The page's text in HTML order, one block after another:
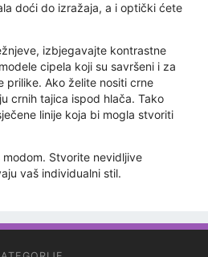
doći do izražaja, a i optički ćete
izbjegavajte kontrastne
cipela koji su savršeni i za
prilike. Ako želite nositi crne
crnih tajica ispod hlača. Tako
linije koja bi mogla stvoriti
Stvorite nevidljive
vaš individualni stil.